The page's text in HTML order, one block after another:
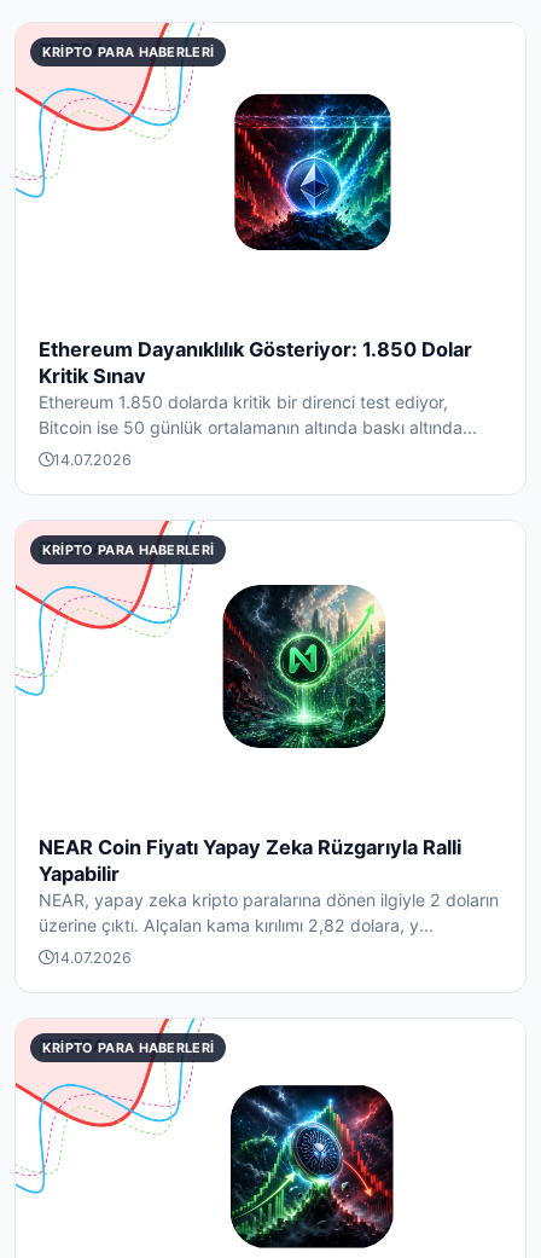
KRIPTO PARA HABERLERI
Ethereum Dayanıklılık Gösteriyor: 1.850 Dolar
Kritik Sınav
Ethereum 1.850 dolarda kritik bir direnci test ediyor,
Bitcoin ise 50 günlük ortalamanın altında baskı altında...
14.07.2026
KRIPTO PARA HABERLERI
NEAR Coin Fiyatı Yapay Zeka Rüzgarıyla Ralli
Yapabilir
NEAR, yapay zeka kripto paralarına dönen ilgiyle 2 doların
üzerine çıktı. Alçalan kama kırılımı 2,82 dolara, y...
14.07.2026
KRIPTO PARA HABERLERI